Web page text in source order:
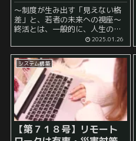
～制度が生み出す「見えない格
差」と、若者の未来への視座～
終活とは、一般的に、人生の終
焉に向けて、身辺整理や財産整
理などを行う活動を指します。
多くの人にとって、終活は老後
に意識するものであり、若いう
ちから積極的に取り組むもの...
2025.01.26
システム構築
【第７１８号】リモート